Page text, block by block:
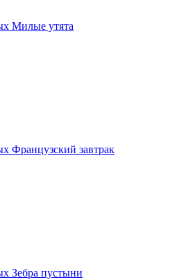
Милые утята
Французский завтрак
Зебра пустыни